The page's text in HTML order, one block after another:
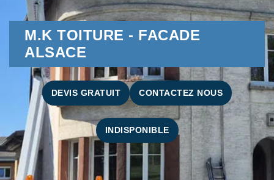
M.K TOITURE - FACADE
ALSACE
DEVIS GRATUIT CONTACTEZ NOUS
INDISPONIBLE